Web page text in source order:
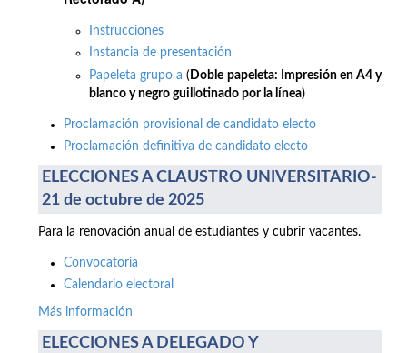
Instrucciones
Instancia de presentación
Papeleta grupo a( Doble papeleta: Impresión en A4 y
blanco y negro guillotinado por la línea)
Proclamación provisional de candidato electo
Proclamación definitiva de candidato electo
ELECCIONES A CLAUSTRO UNIVERSITARIO-
21 de octubre de 2025
Para la renovación anual de estudiantes y cubrir vacantes.
Convocatoria
Calendario electoral
Más información
ELECCIONES A DELEGADO Y